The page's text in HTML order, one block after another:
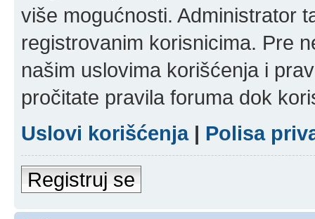
više mogućnosti. Administrator
registrovanim korisnicima. Pre
našim uslovima korišćenja i
pročitate pravila foruma dok
Uslovi korišćenja| Polisa
Registruj se